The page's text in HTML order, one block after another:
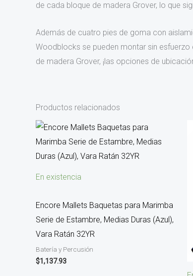
de cada bloque de madera Grover, lo que
Además de cuatro pies de goma con
Woodblocks se pueden montar sin
de madera Grover, ¡las opciones de
Productos relacionados
En existencia
Encore Mallets Baquetas para Marimba
Serie de Estambre, Medias Duras (Azul),
Vara Ratán 32YR
Batería y Percusión
$1,137.93